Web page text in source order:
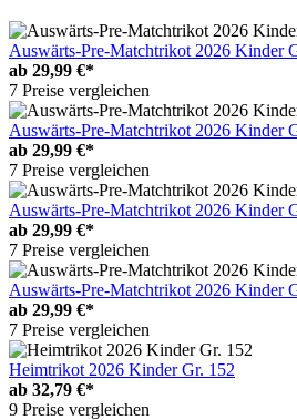
Auswärts-Pre-Matchtrikot 2026 Kinder
ab 29,99 €*
7 Preise vergleichen
Auswärts-Pre-Matchtrikot 2026 Kinder
ab 29,99 €*
7 Preise vergleichen
Auswärts-Pre-Matchtrikot 2026 Kinder
ab 29,99 €*
7 Preise vergleichen
Auswärts-Pre-Matchtrikot 2026 Kinder
ab 29,99 €*
7 Preise vergleichen
Heimtrikot 2026 Kinder Gr. 152
ab 32,79 €*
9 Preise vergleichen